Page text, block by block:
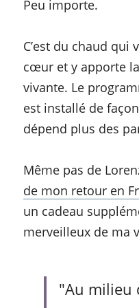
Peu importe.
C’est du chaud
cœur et y apporte
vivante. Le
est installé de
dépend plus des
Même pas de
de mon retour en
un cadeau
merveilleux de ma
"Au milieu